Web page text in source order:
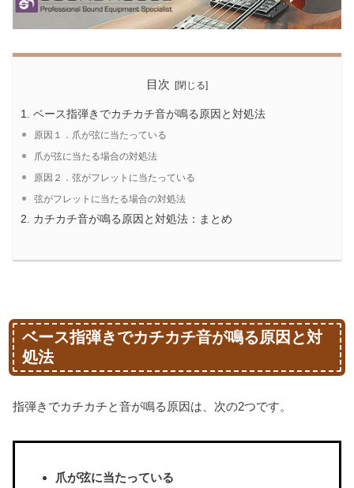
目次
ベース指弾きでカチカチ音が鳴る原因と対処法
原因１．爪が弦に当たっている
爪が弦に当たる場合の対処法
原因２．弦がフレットに当たっている
弦がフレットに当たる場合の対処法
カチカチ音が鳴る原因と対処法：まとめ
ベース指弾きでカチカチ音が鳴る原因と対
処法
指弾きでカチカチと音が鳴る原因は、次の2つです。
爪が弦に当たっている